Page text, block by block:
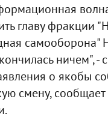
главу фракции
самооборона"
ничем", -
о якобы
смену, сообщает